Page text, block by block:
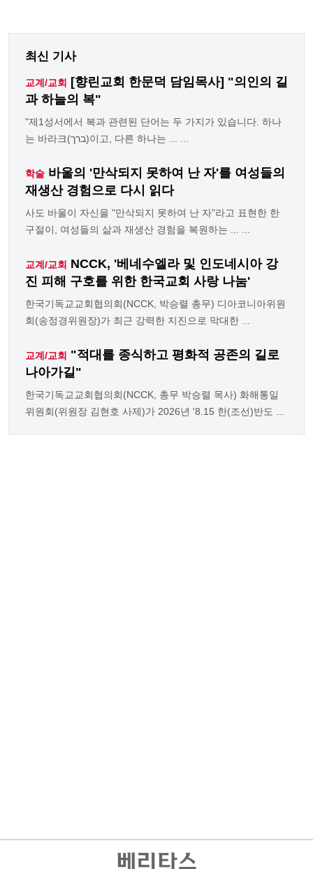
최신 기사
교계/교회
[향린교회 한문덕 담임목사] "의인의 길
과 하늘의 복"
"제1성서에서 복과 관련된 단어는 두 가지가 있습니다. 하나
는 바라크(ברך)이고, 다른 하나는 ... ...
학술 바울의 '만삭되지 못하여 난 자'를 여성들의
재생산 경험으로 다시 읽다
사도 바울이 자신을 "만삭되지 못하여 난 자"라고 표현한 한
구절이, 여성들의 삶과 재생산 경험을 복원하는 ... ...
교계/교회 NCCK, '베네수엘라 및 인도네시아 강
진 피해 구호를 위한 한국교회 사랑 나눔'
한국기독교교회협의회(NCCK, 박승렬 총무) 디아코니아위원
회(송정경위원장)가 최근 강력한 지진으로 막대한 ...
교계/교회 "적대를 종식하고 평화적 공존의 길로
나아가길"
한국기독교교회협의회(NCCK, 총무 박승렬 목사) 화해통일
위원회(위원장 김현호 사제)가 2026년 '8.15 한(조선)반도 ...